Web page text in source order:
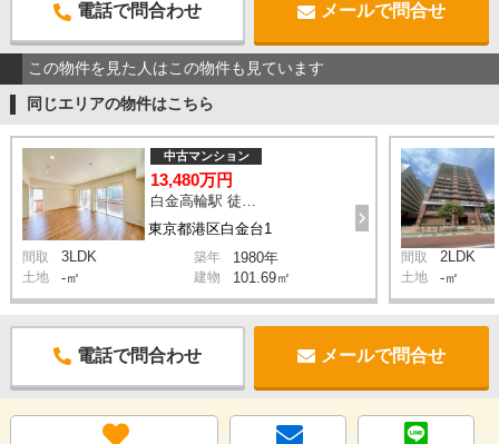
電話で問合わせ メールで問合せ
この物件を見た人はこの物件も見ています
同じエリアの物件はこちら
東京都港区白金台1
中古マンション
13,480万円
間取 3LDK 築年 1980年
土地 -㎡ 建物 101.69㎡
間取 2LDK
土地 -㎡
電話で問合わせ メールで問合せ